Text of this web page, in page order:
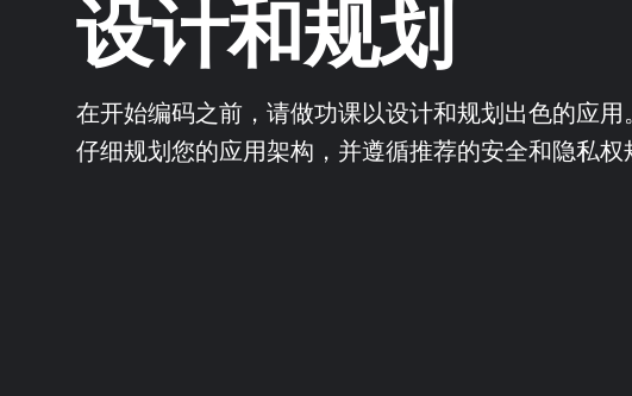
设计和规划
在开始编码之前，请做功课以设计和规划出色的应用
仔细规划您的应用架构，并遵循推荐的安全和隐私权